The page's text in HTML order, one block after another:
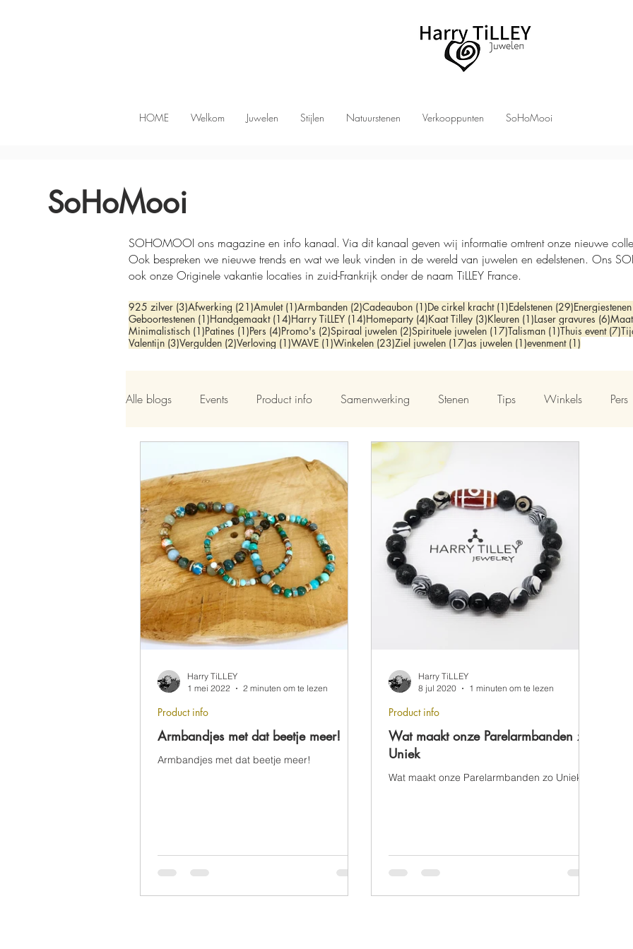
HOME Welkom Juwelen Stijlen Natuurstenen Verkooppunten SoHoMooi
SoHoMooi
SOHOMOOI ons magazine en info kanaal. Via dit kanaal geven wij informatie omtrent onze nieuwe
Ook bespreken we nieuwe trends en wat we leuk vinden in de wereld van juwelen en edelstenen. Ons
ook onze Originele vakantie locaties in zuid-Frankrijk onder de naam TiLLEY France.
925 zilver (3)3 posts
Afwerking (21)21 posts
Amulet (1)1 post
Armbanden (2)2 posts
Cadeaubon (1)1 post
De cirkel kracht (1)1 post
Edelstenen (29)29 posts
Energiestenen
Geboortestenen (1)1 post
Handgemaakt (14)14 posts
Harry TiLLEY (14)14 posts
Homeparty (4)4 posts
Kaat Tilley (3)3 posts
Kleuren (1)1 post
Laser gravures (6)6
Minimalistisch (1)1 post
Patines (1)1 post
Pers (4)4 posts
Promo's (2)2 posts
Spiraal juwelen (2)2 posts
Spirituele juwelen (17)17 posts
Talisman (1)1 post
Thuis event (7)7
Valentijn (3)3 posts
Vergulden (2)2 posts
Verloving (1)1 post
WAVE (1)1 post
Winkelen (23)23 posts
Ziel juwelen (17)17 posts
as juwelen (1)1 post
evenment (1)
Alle blogs Events Product info Samenwerking Stenen Tips Winkels Pers
Armbandjes met dat beetje meer!
Armbandjes met dat beetje meer!
Product info
Harry TiLLEY
1 mei 2022
2 minuten om te lezen
Wat maakt onze Parelarmbanden zo
Uniek
Wat maakt onze Parelarmbanden zo Uniek
Product info
Harry TiLLEY
8 jul 2020
1 minuten om te lezen